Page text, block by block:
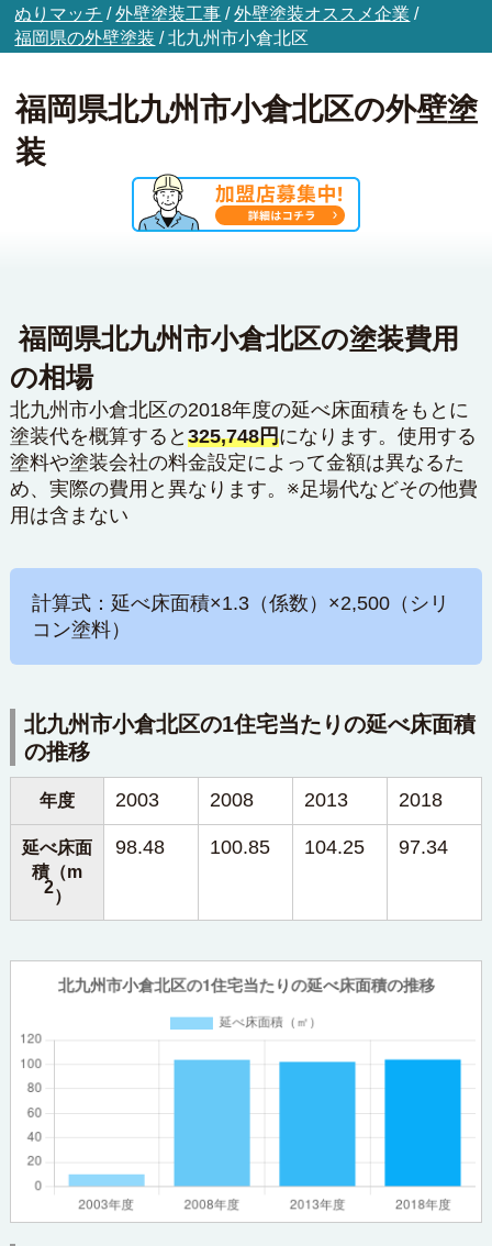
ぬりマッチ /外壁塗装工事 /外壁塗装オススメ企業 /
福岡県の外壁塗装 /北九州市小倉北区
福岡県北九州市小倉北区の外壁塗
装
福岡県北九州市小倉北区の塗装費用
の相場
北九州市小倉北区の2018年度の延べ床面積をもとに
塗装代を概算すると 325,748円になります。使用する
塗料や塗装会社の料金設定によって金額は異なるた
め、実際の費用と異なります。※足場代などその他費
用は含まない
計算式：延べ床面積×1.3（係数）×2,500（シリ
コン塗料）
北九州市小倉北区の1住宅当たりの延べ床面積
の推移
年度 2003 2008 2013 2018
延べ床面
積（m
2）
98.48 100.85 104.25 97.34